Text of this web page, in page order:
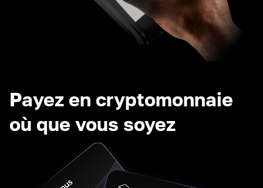
Payez en cryptomonnaie
où que vous soyez